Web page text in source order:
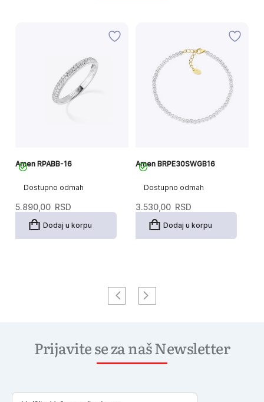
Dostupno odmah
Amen RPABB-16
5.890,00 RSD
Dodaj u korpu
Dostupno odmah
Amen BRPE30SWGB16
3.530,00 RSD
Dodaj u korpu
Prijavite se za naš Newsletter